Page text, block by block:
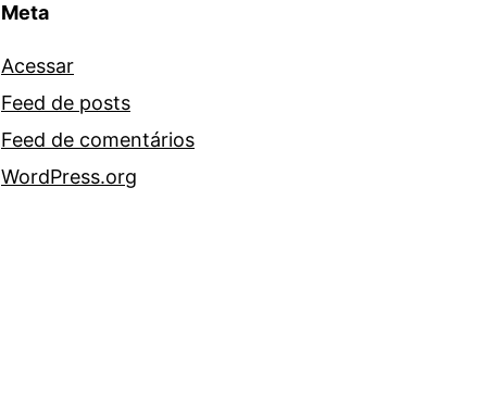
Meta
Acessar
Feed de posts
Feed de comentários
WordPress.org